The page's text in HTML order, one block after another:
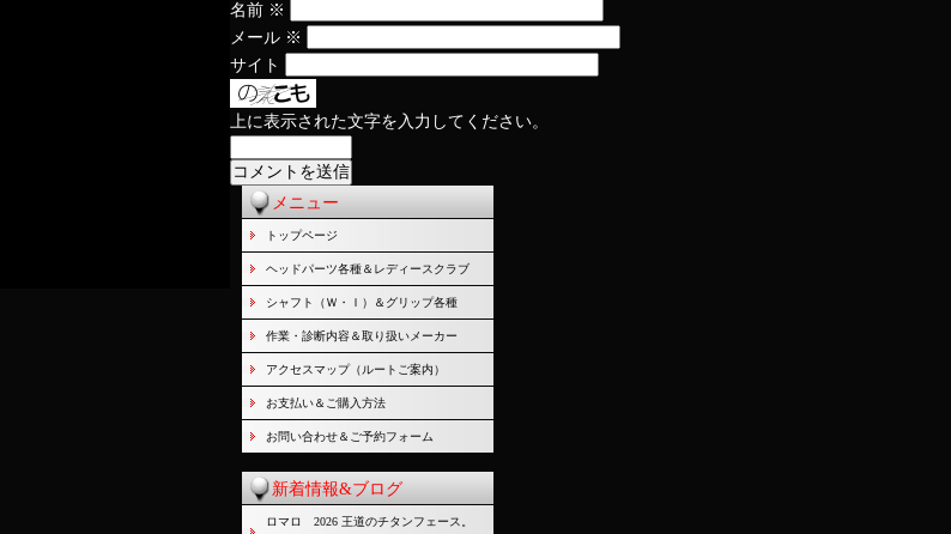
名前 ※
メール ※
サイト
上に表示された文字を入力してください。
メニュー
トップページ
ヘッドパーツ各種＆レディースクラブ
シャフト（Ｗ・Ｉ）＆グリップ各種
作業・診断内容＆取り扱いメーカー
アクセスマップ（ルートご案内）
お支払い＆ご購入方法
お問い合わせ＆ご予約フォーム
新着情報&ブログ
ロマロ 2026 王道のチタンフェース。